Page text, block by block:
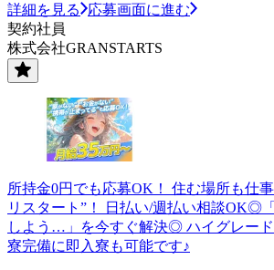
詳細を見る
応募画面に進む
契約社員
株式会社GRANSTARTS
所持金0円でも応募OK！ 住む場所も仕
リスタート”！ 日払い/週払い相談OK◎
しよう…」を今すぐ解決◎ ハイグレー
寮完備に即入寮も可能です♪